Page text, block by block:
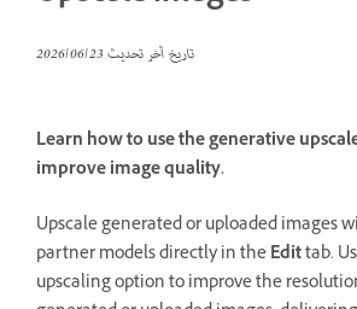
تاريخ آخر تحديث23‏/06‏/2026
Learn how to use the generative
improve image quality.
Upscale generated or uploaded images
partner models directly in theEdittab.
upscaling option to improve the